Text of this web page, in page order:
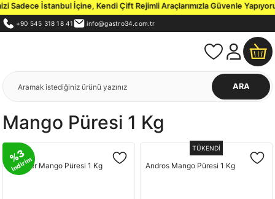
Sadece İstanbul İçine, Kendi Çift Rejimli Araçlarımızla Güvenle
+90 545 318 18 41 info@gastro34.com.tr
ARA
Mango Püresi 1 Kg
%3
indirim
Ponthier Mango Püresi 1 Kg
TÜKENDİ
Andros Mango Püresi 1 Kg